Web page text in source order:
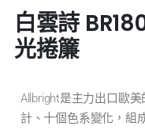
白雲詩
光捲簾
Allbright是主力出口歐
計、十個色系變化，組